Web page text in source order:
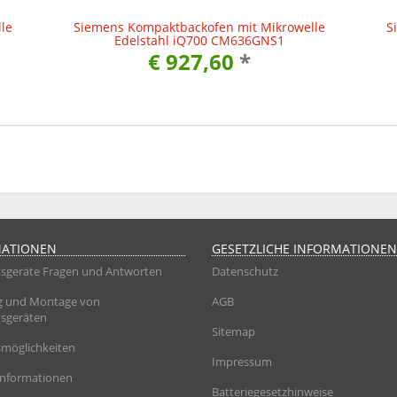
Siemens Kompaktbackofen mit Mikrowelle
Edelstahl iQ700 CM636GNS1
€ 927,60 *
Fragen und Antworten
und Montage von
GESETZLICHE INFORMATIONEN
Datenschutz
AGB
Sitemap
Impressum
Batteriegesetzhinweise